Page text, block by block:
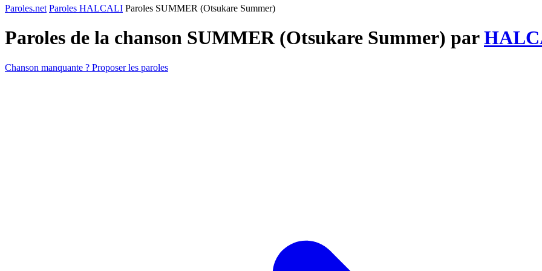
Paroles.net Paroles HALCALI Paroles SUMMER (Otsukare Summer)
Paroles de la chanson SUMMER (Otsukare Summer) par
Chanson manquante ? Proposer les paroles